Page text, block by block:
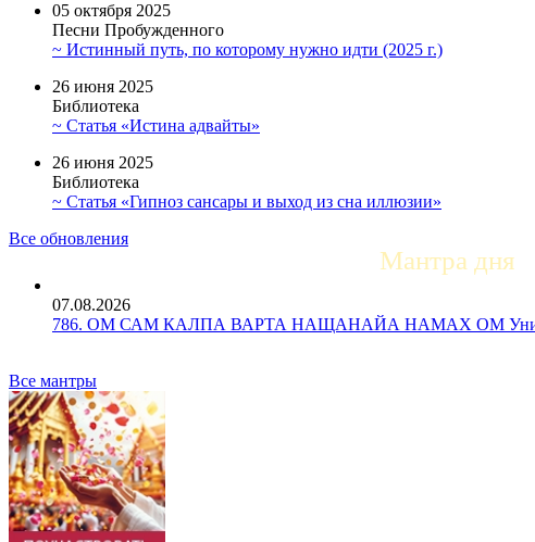
05 октября 2025
Песни Пробужденного
~ Истинный путь, по которому нужно идти (2025 г.)
26 июня 2025
Библиотека
~ Статья «Истина адвайты»
26 июня 2025
Библиотека
~ Статья «Гипноз сансары и выход из сна иллюзии»
Все обновления
Мантра дня
07.08.2026
786. ОМ САМ КАЛПА ВАРТА НАЩАНАЙА НАМАХ ОМ
Все мантры